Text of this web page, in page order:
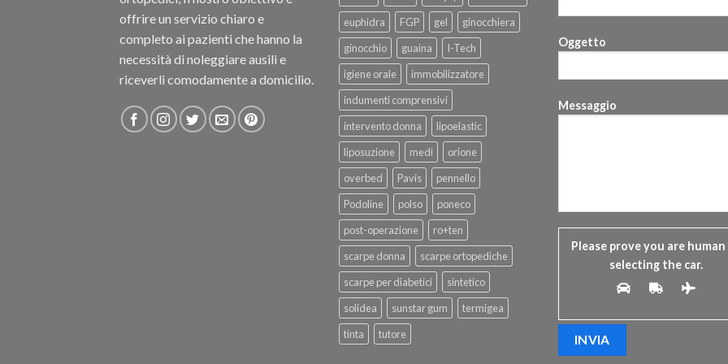
offrire un servizio chiaro e
completo ai pazienti che hanno la
necessità di noleggiare ausili e
riceverli comodamente a domicilio.
euphidra
FGP gel
ginocchiera
ginocchio
guaina
I-Tech
igiene orale
immobilizzatore
indumenti comprensivi
intervento donna
lipoelastic
liposuzione
medi
orione
overbed
Pavis
pennello
Podoline
polso
poneco
post-operazione
ro+ten
scarpe donna
scarpe ortopediche
scarpe per diabetici
sintetico
solidea
sunstar gum
termigea
tinta
tutore
Oggetto
Messaggio
Please prove you are human
selecting thecar.